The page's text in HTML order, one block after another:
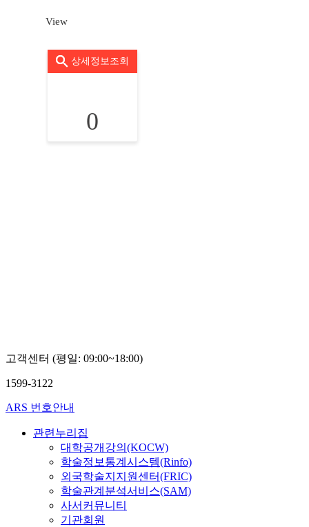
View
상세정보조회
0
고객센터 (평일: 09:00~18:00)
1599-3122
ARS 번호안내
관련누리집
대학공개강의(KOCW)
학술정보통계시스템(Rinfo)
외국학술지지원센터(FRIC)
학술관계분석서비스(SAM)
사서커뮤니티
기관회원